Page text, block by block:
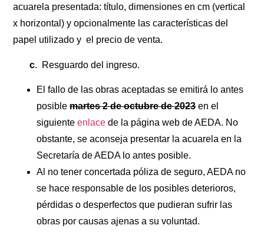
acuarela presentada: título, dimensiones en cm (vertical
x horizontal) y opcionalmente las características del
papel utilizado y el precio de venta.
c. Resguardo del ingreso.
El fallo de las obras aceptadas se emitirá lo antes
posiblemartes 2 de octubre de 2023en el
siguienteenlace de la página web de AEDA. No
obstante, se aconseja presentar la acuarela en la
Secretaría de AEDA lo antes posible.
Al no tener concertada póliza de seguro, AEDA no
se hace responsable de los posibles deterioros,
pérdidas o desperfectos que pudieran sufrir las
obras por causas ajenas a su voluntad.